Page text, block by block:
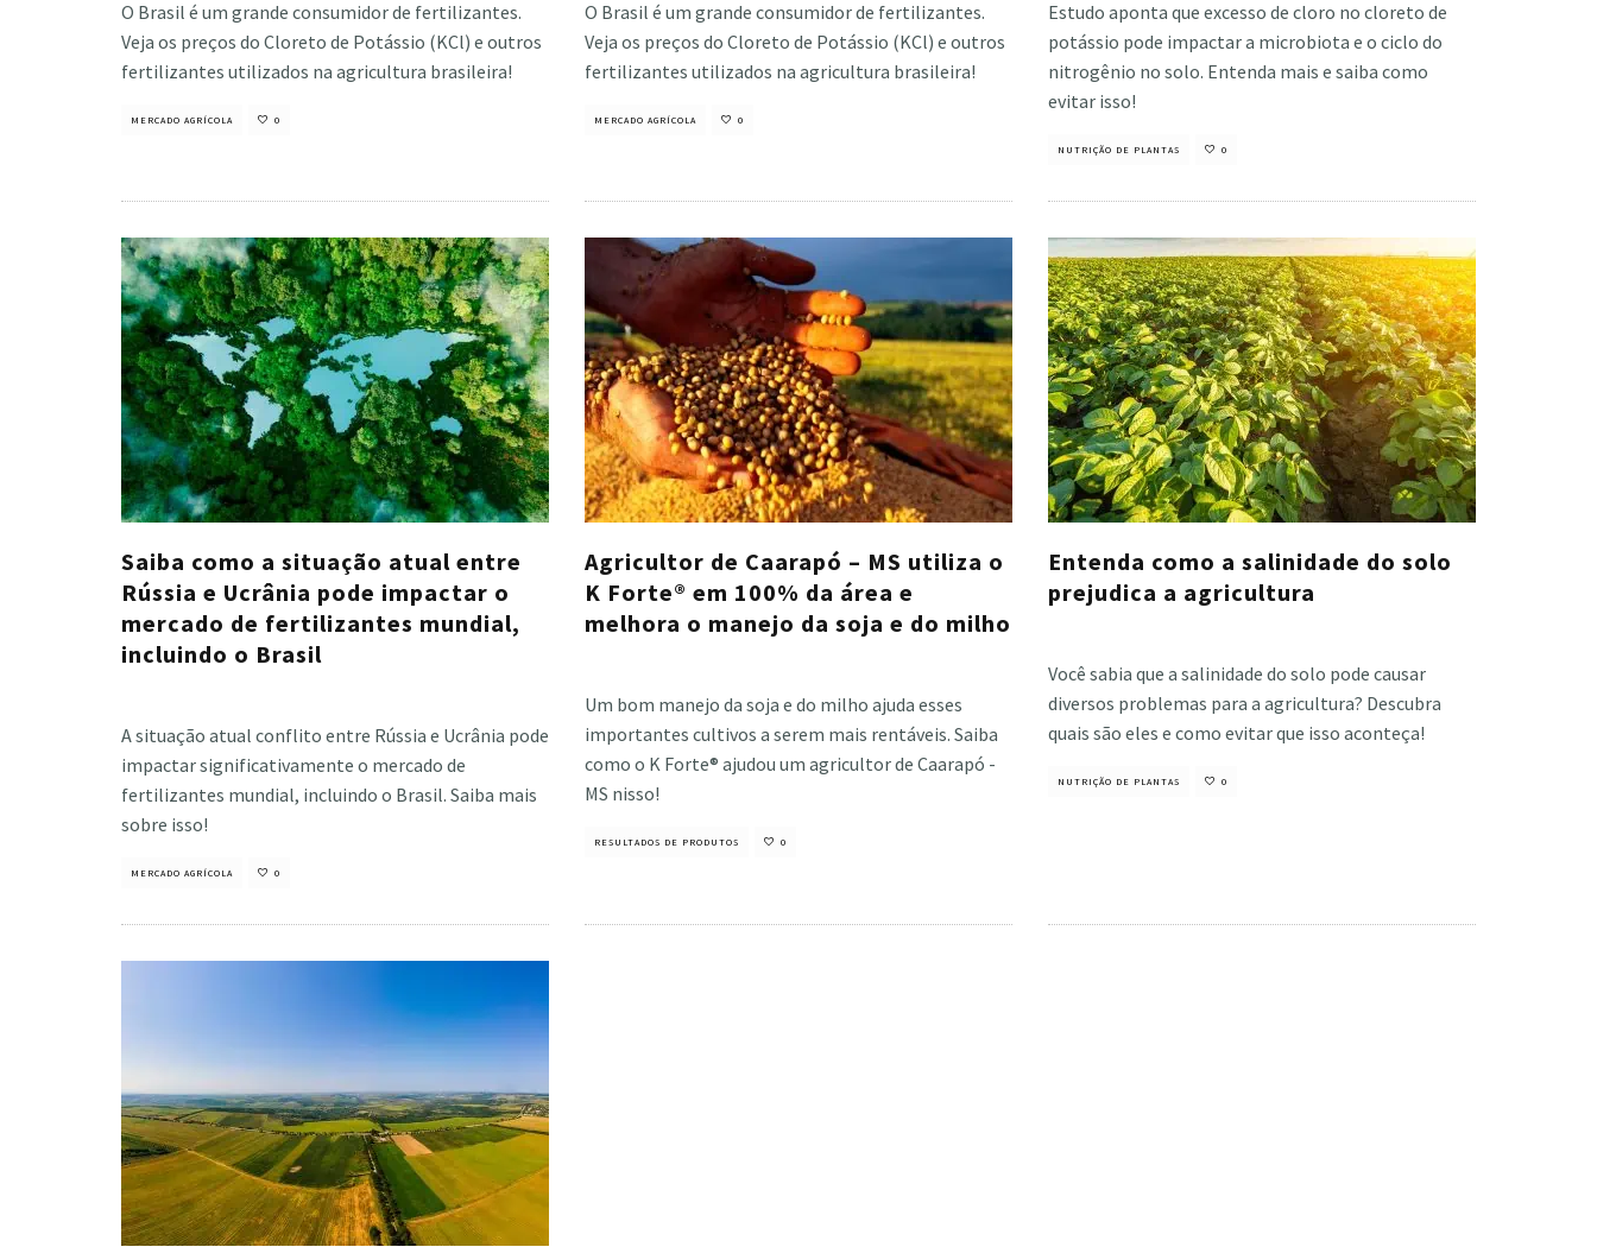
O Brasil é um grande consumidor de fertilizantes.
Veja os preços do Cloreto de Potássio (KCl) e outros
fertilizantes utilizados na agricultura brasileira!
MERCADO AGRÍCOLA 0
O Brasil é um grande consumidor de fertilizantes.
Veja os preços do Cloreto de Potássio (KCl) e outros
fertilizantes utilizados na agricultura brasileira!
MERCADO AGRÍCOLA 0
Estudo aponta que excesso de cloro no cloreto de
potássio pode impactar a microbiota e o ciclo do
nitrogênio no solo. Entenda mais e saiba como
evitar isso!
NUTRIÇÃO DE PLANTAS 0
Saiba como a situação atual entre
Rússia e Ucrânia pode impactar o
mercado de fertilizantes mundial,
incluindo o Brasil
A situação atual conflito entre Rússia e Ucrânia pode
impactar significativamente o mercado de
fertilizantes mundial, incluindo o Brasil. Saiba mais
sobre isso!
MERCADO AGRÍCOLA 0
Agricultor de Caarapó – MS utiliza o
K Forte® em 100% da área e
melhora o manejo da soja e do milho
Um bom manejo da soja e do milho ajuda esses
importantes cultivos a serem mais rentáveis. Saiba
como o K Forte® ajudou um agricultor de Caarapó -
MS nisso!
RESULTADOS DE PRODUTOS 0
Entenda como a salinidade do solo
prejudica a agricultura
Você sabia que a salinidade do solo pode causar
diversos problemas para a agricultura? Descubra
quais são eles e como evitar que isso aconteça!
NUTRIÇÃO DE PLANTAS 0